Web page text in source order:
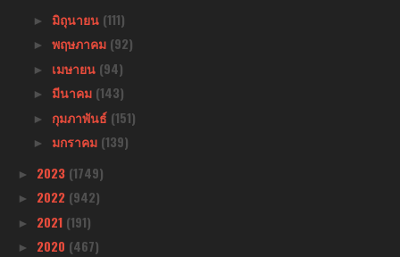
► มิถุนายน (111)
► พฤษภาคม (92)
► เมษายน (94)
► มีนาคม (143)
► กุมภาพันธ์ (151)
► มกราคม (139)
► 2023 (1749)
► 2022 (942)
► 2021 (191)
► 2020 (467)